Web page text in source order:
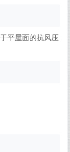
平屋面的抗风压